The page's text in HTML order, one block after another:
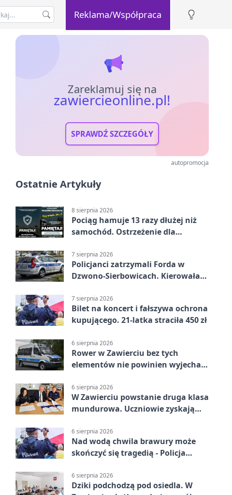
Reklama/Współpraca
Zareklamuj się na
zawiercieonline.pl!
SPRAWDŹ SZCZEGÓŁY
autopromocja
Ostatnie Artykuły
8 sierpnia 2026
Pociąg hamuje 13 razy dłużej niż
samochód. Ostrzeżenie dla
7 sierpnia 2026
Policjanci zatrzymali Forda w
Dzwono-Sierbowicach. Kierowała
7 sierpnia 2026
Bilet na koncert i fałszywa ochrona
kupującego. 21-latka straciła 450 zł
6 sierpnia 2026
Rower w Zawierciu bez tych
elementów nie powinien wyjechać
6 sierpnia 2026
W Zawierciu powstanie druga klasa
mundurowa. Uczniowie zyskają
6 sierpnia 2026
Nad wodą chwila brawury może
skończyć się tragedią - Policja
6 sierpnia 2026
Dziki podchodzą pod osiedla. W